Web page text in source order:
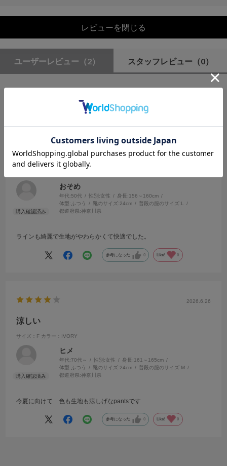
レビューを閉じる
ユーザーレビュー （2） スタッフレビュー （0）
絞り込み 表示：新しい順
履き心地良かったです
おそめ
年代:50代 性別:女性 身長:156～160cm
体型: ふつう 靴のサイズ:24cm 普段の服のサイズ:L
都道府県:神奈川県
ラインも綺麗で生地がやわらかくて快適でした。
参考になった 0 Like! 0
2026.6.26
涼しい
サイズ：F カラー：IVORY
ヒメ
年代:70代～ 性別:女性 身長:161～165cm
体型: ふつう 靴のサイズ:24cm 普段の服のサイズ:M
都道府県:神奈川県
今夏に向けて 色も生地も涼しげなpantsです
参考になった 0 Like! 0